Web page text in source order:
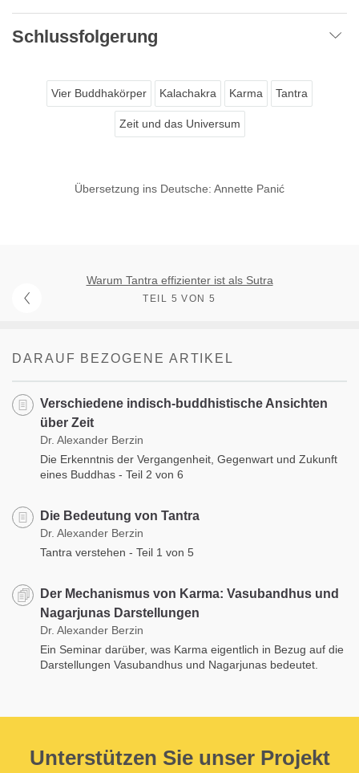
Schlussfolgerung
Vier Buddhakörper Kalachakra Karma Tantra
Zeit und das Universum
Übersetzung ins Deutsche: Annette Panić
Warum Tantra effizienter ist als Sutra
TEIL 5 VON 5
DARAUF BEZOGENE ARTIKEL
Verschiedene indisch-buddhistische Ansichten
über Zeit
Dr. Alexander Berzin
Die Erkenntnis der Vergangenheit, Gegenwart und Zukunft
eines Buddhas - Teil 2 von 6
Die Bedeutung von Tantra
Dr. Alexander Berzin
Tantra verstehen - Teil 1 von 5
Der Mechanismus von Karma: Vasubandhus und
Nagarjunas Darstellungen
Dr. Alexander Berzin
Ein Seminar darüber, was Karma eigentlich in Bezug auf die
Darstellungen Vasubandhus und Nagarjunas bedeutet.
Unterstützen Sie unser Projekt